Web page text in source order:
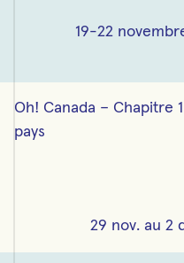
19-22
Oh! Canada – Chapitre 1
pays
29 nov. au 2